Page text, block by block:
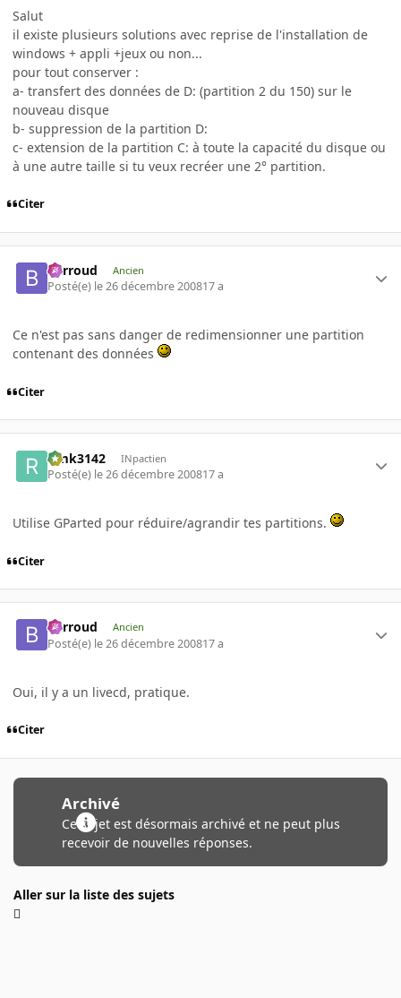
Salut
il existe plusieurs solutions avec reprise de l'installation de
windows + appli +jeux ou non...
pour tout conserver :
a- transfert des données de D: (partition 2 du 150) sur le
nouveau disque
b- suppression de la partition D:
c- extension de la partition C: à toute la capacité du disque ou
à une autre taille si tu veux recréer une 2° partition.
Citer
Barroud Ancien
Posté(e) le 26 décembre 200817 a
Ce n'est pas sans danger de redimensionner une partition
contenant des données
Citer
rimk3142 INpactien
Posté(e) le 26 décembre 200817 a
Utilise GParted pour réduire/agrandir tes partitions.
Citer
Barroud Ancien
Posté(e) le 26 décembre 200817 a
Oui, il y a un livecd, pratique.
Citer
Archivé
Ce sujet est désormais archivé et ne peut plus
recevoir de nouvelles réponses.
Aller sur la liste des sujets